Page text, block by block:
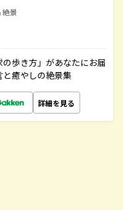
絶景
歩き方」があなたにお届
癒やしの絶景集
詳細を見る